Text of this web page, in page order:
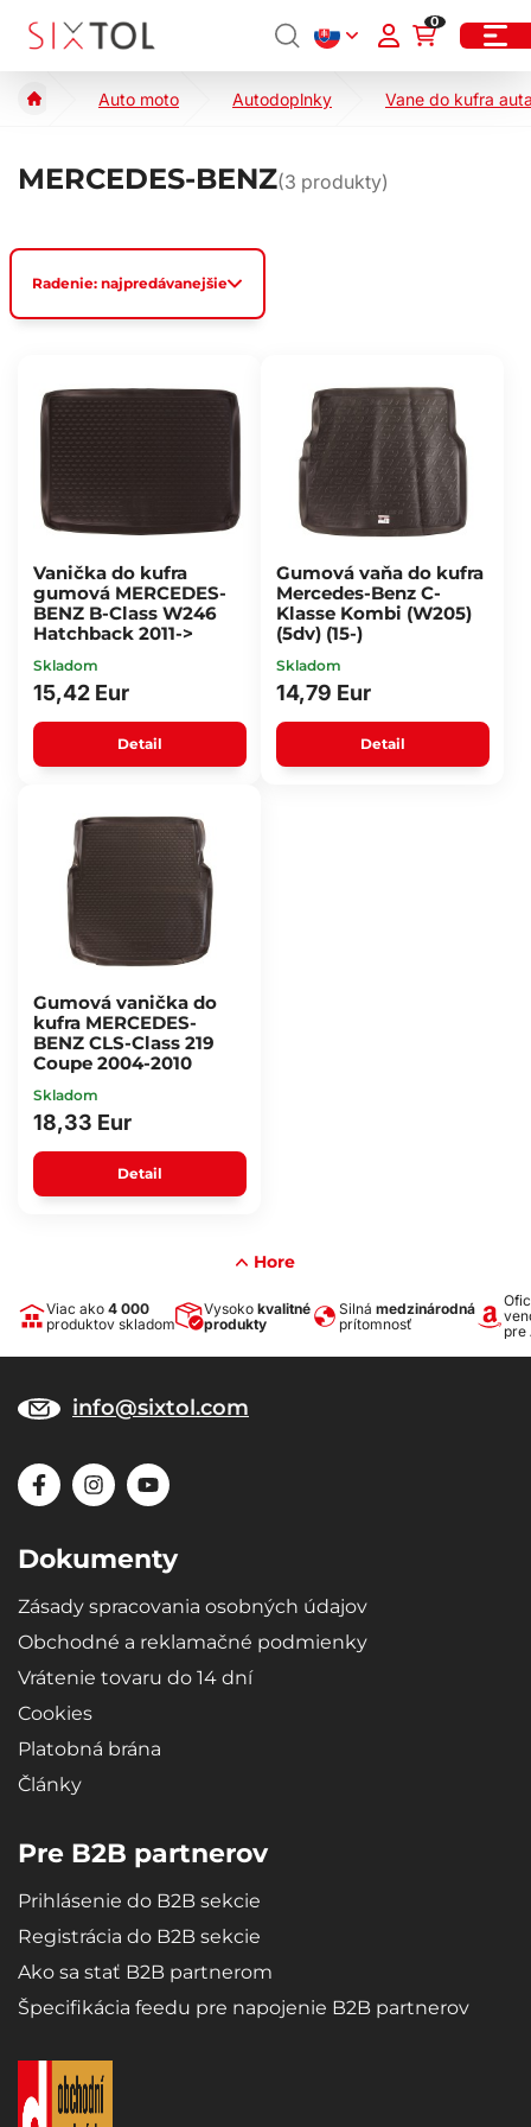
0
Auto moto Autodoplnky Vane do kufra
MERCEDES-BENZ(3 produkty)
Radenie: najpredávanejšie
Vanička do kufra
gumová MERCEDES-
BENZ B-Class W246
Hatchback 2011->
Skladom
15,42 Eur
Detail
Gumová vaňa do kufra
Mercedes-Benz C-
Klasse Kombi (W205)
(5dv) (15-)
Skladom
14,79 Eur
Detail
Gumová vanička do
kufra MERCEDES-
BENZ CLS-Class 219
Coupe 2004-2010
Skladom
18,33 Eur
Detail
Hore
Viac ako 4 000
produktov skladom
Vysoko kvalitné
produkty
Silná medzinárodná
prítomnosť
pre
info@sixtol.com
Dokumenty
Zásady spracovania osobných údajov
Obchodné a reklamačné podmienky
Vrátenie tovaru do 14 dní
Cookies
Platobná brána
Články
Pre B2B partnerov
Prihlásenie do B2B sekcie
Registrácia do B2B sekcie
Ako sa stať B2B partnerom
Špecifikácia feedu pre napojenie B2B partnerov